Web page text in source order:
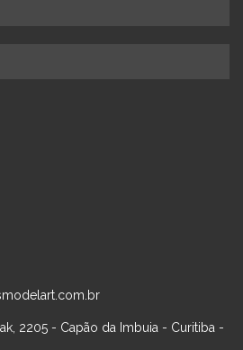
2205 - Capão da Imbuia - Curitiba -